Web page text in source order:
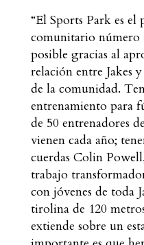
“El Sports Park es
comunitario número
posible gracias al
relación entre Jakes
de la comunidad.
entrenamiento para
de 50 entrenadores
vienen cada año;
cuerdas Colin
trabajo
con jóvenes de toda
tirolina de 120
extiende sobre un